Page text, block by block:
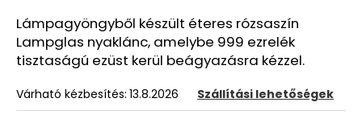
Lámpagyöngyből készült éteres rózsaszín
Lampglas nyaklánc, amelybe 999 ezrelék
tisztaságú ezüst kerül beágyazásra kézzel.
Várható kézbesítés: 13.8.2026 Szállítási lehetőségek